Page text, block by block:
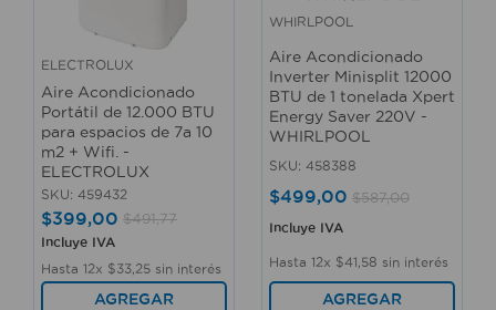
ELECTROLUX
Aire Acondicionado
Portátil de 12.000 BTU
para espacios de 7a 10
m2 + Wifi. -
ELECTROLUX
SKU: 459432
$399,00 $491,77
Incluye IVA
Hasta 12x $33 25 sin interés
AGREGAR
WHIRLPOOL
Aire Acondicionado
Inverter Minisplit 12000
BTU de 1 tonelada Xpert
Energy Saver 220V -
WHIRLPOOL
SKU: 458388
$499,00 $587,00
Incluye IVA
Hasta 12x $41 58 sin interés
AGREGAR